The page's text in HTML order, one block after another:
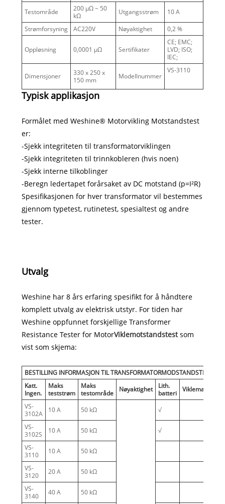
Testområde
200 µΩ ~ 50
kΩ
Utgangsstrøm
10 A
Strømforsyning
AC220V Nøyaktighet 0,2 %
Oppløsning 0,0001 µΩ Sertifikater
CE; EMC;
LVD; ISO;
IEC;
Dimensjoner
330 x 250 x
150 mm
Modellnummer
VS-3110
Typisk applikasjon
Formålet med Weshine® Motorvikling Motstandstest
er:
-Sjekk integriteten til transformatorviklingen
-Sjekk integriteten til trinnkobleren (hvis noen)
-Sjekk interne tilkoblinger
-Beregn ledertapet forårsaket av DC motstand (p=I²R)
Spesifikasjonen for hver transformator vil bestemmes
gjennom typetest, rutinetest, spesialtest og andre
tester.
Utvalg
Weshine har 8 års erfaring spesifikt for å håndtere
komplett utvalg av elektrisk utstyr. For tiden har
Weshine oppfunnet forskjellige Transformer
Resistance Tester for MotorViklemotstandstestsom
vist som skjema:
BESTILLING INFORMASJON TIL TRANSFORMATORMODSTANDSTESTER
Katt.
Ingen.
Maks
teststrøm
Maks
testområde
Nøyaktighet
Lith.
batteri
VS-
3102A
10 A 50 kΩ
√
VS-
3102S
10 A 50 kΩ
√
VS-
3110
10 A
50 kΩ
VS-
3120
20 A
50 kΩ
VS-
3140
40 A
50 kΩ